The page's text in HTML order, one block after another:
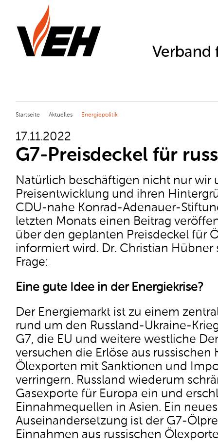
Startseite Aktuelles Energiepolitik
17.11.2022
G7-Preisdeckel für
Natürlich beschäftigen nicht nur wir
Preisentwicklung und ihren
CDU-nahe Konrad-Adenauer-
letzten Monats einen Beitrag
über den geplanten Preisdeckel für
informiert wird. Dr. Christian Hübner
Frage:
Eine gute Idee in der Energiekrise?
Der Energiemarkt ist zu einem
rund um den Russland-Ukraine-
G7, die EU und weitere westliche
versuchen die Erlöse aus russischen
Ölexporten mit Sanktionen und
verringern. Russland wiederum
Gasexporte für Europa ein und
Einnahmequellen in Asien. Ein
Auseinandersetzung ist der G7-
Einnahmen aus russischen